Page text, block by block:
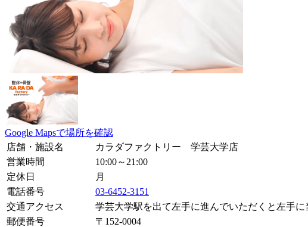
Google Mapsで場所を確認
店舗・施設名
カラダファクトリー 学芸大学店
営業時間
10:00～21:00
定休日
月
電話番号
03-6452-3151
交通アクセス
学芸大学駅を出て左手に進んでいただくと左手
郵便番号
〒 152-0004